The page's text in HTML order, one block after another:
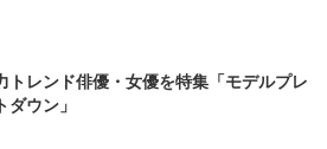
トレンド俳優・女優を特集「モデルプレ
ダウン」